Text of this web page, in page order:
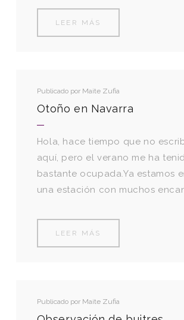
LEER MÁS
Publicado por Maite Zufia
Otoño en Navarra
Hola, hace tiempo que no
aquí, pero el verano me ha
bastante ocupada.Ya estamos
una estación con muchos
LEER MÁS
Publicado por Maite Zufia